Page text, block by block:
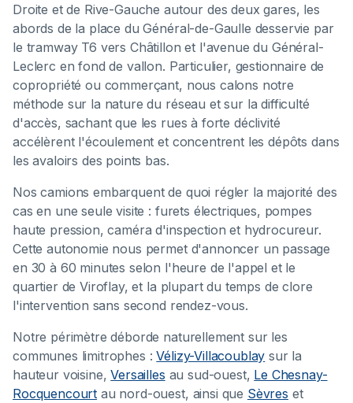
Droite et de Rive-Gauche autour des deux gares, les
abords de la place du Général-de-Gaulle desservie par
le tramway T6 vers Châtillon et l'avenue du Général-
Leclerc en fond de vallon. Particulier, gestionnaire de
copropriété ou commerçant, nous calons notre
méthode sur la nature du réseau et sur la difficulté
d'accès, sachant que les rues à forte déclivité
accélèrent l'écoulement et concentrent les dépôts dans
les avaloirs des points bas.
Nos camions embarquent de quoi régler la majorité des
cas en une seule visite : furets électriques, pompes
haute pression, caméra d'inspection et hydrocureur.
Cette autonomie nous permet d'annoncer un passage
en 30 à 60 minutes selon l'heure de l'appel et le
quartier de Viroflay, et la plupart du temps de clore
l'intervention sans second rendez-vous.
Notre périmètre déborde naturellement sur les
communes limitrophes :Vélizy-Villacoublay sur la
hauteur voisine,Versailles au sud-ouest, Le Chesnay-
Rocquencourt au nord-ouest, ainsi que Sèvres et